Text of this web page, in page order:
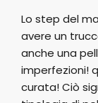
Lo step del
avere un
anche una
imperfezioni!
curata! Ciò